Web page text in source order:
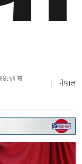
मा
नेपाल